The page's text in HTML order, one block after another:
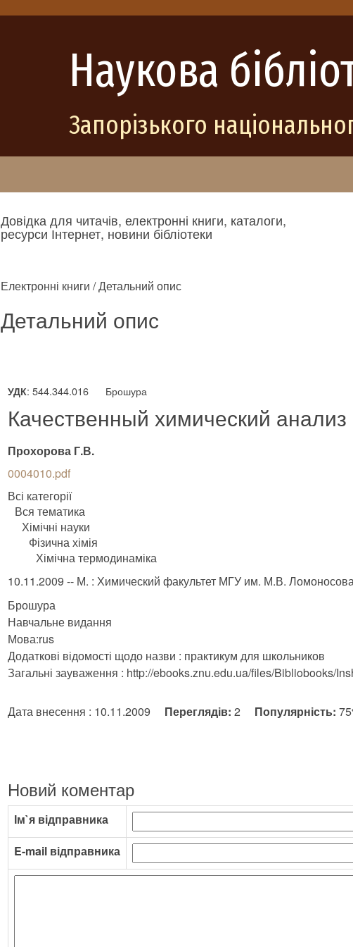
Наукова
Запорізького
Довідка для читачів, електронні книги, каталоги,
ресурси Інтернет, новини бібліотеки
Електронні книги / Детальний опис
Детальний опис
УДК: 544.344.016 Брошура
Качественный химический анализ
Прохорова Г.В.
0004010.pdf
Всі категорії
Вся тематика
Хімічні науки
Фізична хімія
Хімічна термодинаміка
10.11.2009 -- М. : Химический факультет МГУ им. М.В.
Брошура
Навчальне видання
Мова:rus
Додаткові відомості щодо назви : практикум для школьников
Загальні зауваження : http://ebooks.znu.edu.ua/files/Bibliobooks/
Дата внесення : 10.11.2009 Переглядів: 2 Популярність:
Новий коментар
Ім`я відправника
E-mail відправника